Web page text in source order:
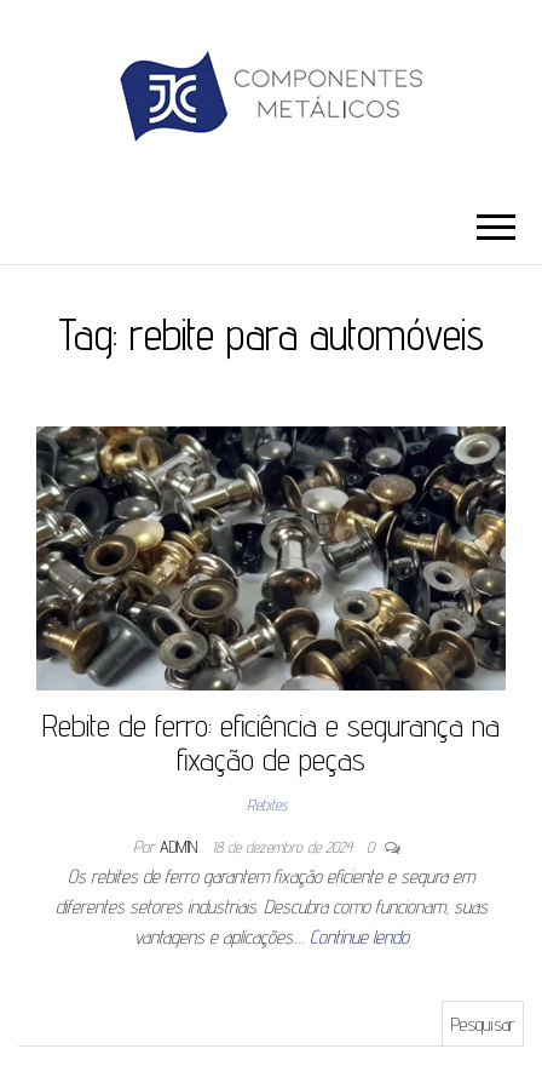
Tag: rebite para automóveis
Rebite de ferro: eficiência e segurança na
fixação de peças
Rebites
Por ADMIN 18 de dezembro de 2024 0
Os rebites de ferro garantem fixação eficiente e segura em
diferentes setores industriais. Descubra como funcionam, suas
vantagens e aplicações.… Continue lendo